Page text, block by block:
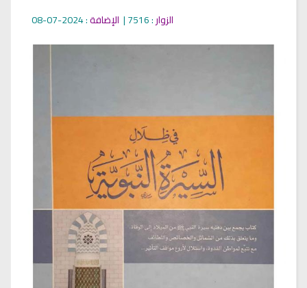
الزوار: 7516 | الإضافة: 2024-07-08